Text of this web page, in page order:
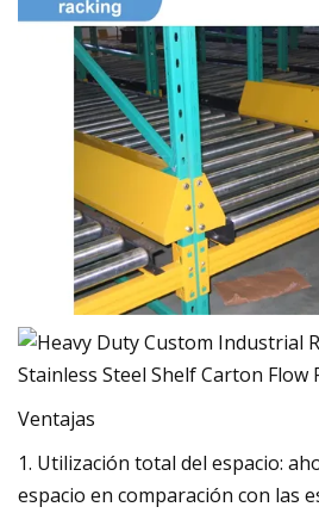
Ventajas
1. Utilización total del espacio:
espacio en comparación con las